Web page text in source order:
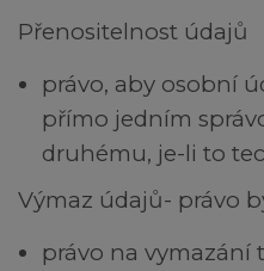
Přenositelnost údajů
právo, aby osobní
přímo jedním
druhému, je-li to
Výmaz údajů- právo
právo na vymazání